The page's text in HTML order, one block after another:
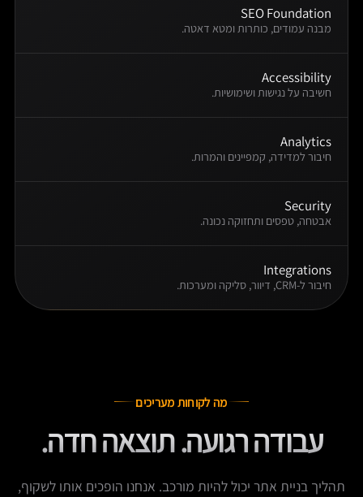
SEO Foundation
מבנה עמודים, כותרות ומטא דאטה.
Accessibility
חשיבה על נגישות ושימושיות.
Analytics
חיבור למדידה, קמפיינים והמרות.
Security
אבטחה, טפסים ותחזוקה נכונה.
Integrations
חיבור ל-CRM, דיוור, סליקה ומערכות.
מה לקוחות מעריכים
עבודה רגועה. תוצאה חדה.
תהליך בניית אתר יכול להיות מורכב. אנחנו הופכים אותו לשקוף,